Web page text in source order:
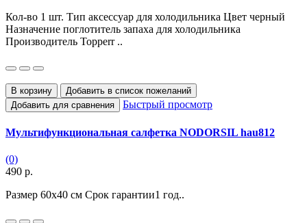
Кол-во 1 шт. Тип аксессуар для холодильника Цвет черный
Назначение поглотитель запаха для холодильника
Производитель Topperr ..
В корзину
Добавить в список пожеланий
Добавить для сравнения
Быстрый просмотр
Мультифункциональная салфетка NODORSIL hau812
(0)
490 р.
Размер 60х40 см Срок гарантии1 год..